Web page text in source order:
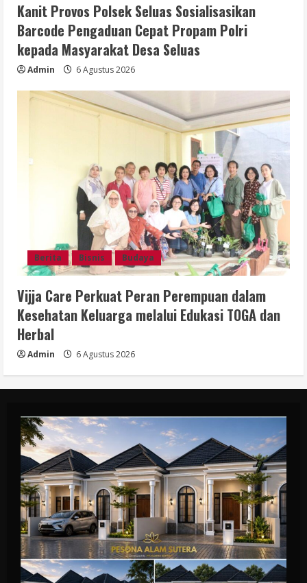
Kanit Provos Polsek Seluas Sosialisasikan
Barcode Pengaduan Cepat Propam Polri
kepada Masyarakat Desa Seluas
Admin 6 Agustus 2026
Berita Bisnis Budaya
Vijja Care Perkuat Peran Perempuan dalam
Kesehatan Keluarga melalui Edukasi TOGA dan
Herbal
Admin 6 Agustus 2026